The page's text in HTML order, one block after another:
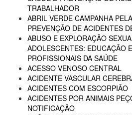
TRABALHADOR
ABRIL VERDE CAMPANHA
PREVENÇÃO DE ACIDENTES
ABUSO E EXPLORAÇÃO
ADOLESCENTES: EDUCAÇÃO
PROFISSIONAIS DA SAÚDE
ACESSO VENOSO CENTRAL
ACIDENTE VASCULAR
ACIDENTES COM ESCORPIÃO
ACIDENTES POR ANIMAIS
NOTIFICAÇÃO